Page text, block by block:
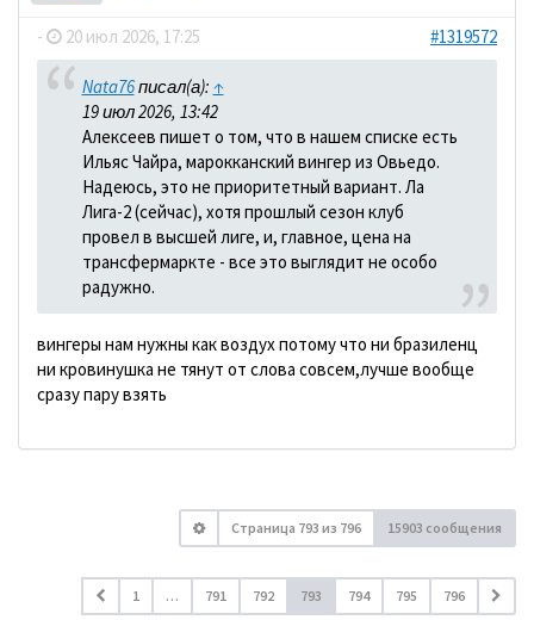
- 20 июл 2026, 17:25 #1319572
Nata76писал(а): ↑
19 июл 2026, 13:42
Алексеев пишет о том, что в нашем списке есть
Ильяс Чайра, марокканский вингер из Овьедо.
Надеюсь, это не приоритетный вариант. Ла
Лига-2 (сейчас), хотя прошлый сезон клуб
провел в высшей лиге, и, главное, цена на
трансфермаркте - все это выглядит не особо
радужно.
вингеры нам нужны как воздух потому что ни бразиленц
ни кровинушка не тянут от слова совсем,лучше вообще
сразу пару взять
Страница 793 из 796 15903 сообщения
1 … 791 792 793 794 795 796